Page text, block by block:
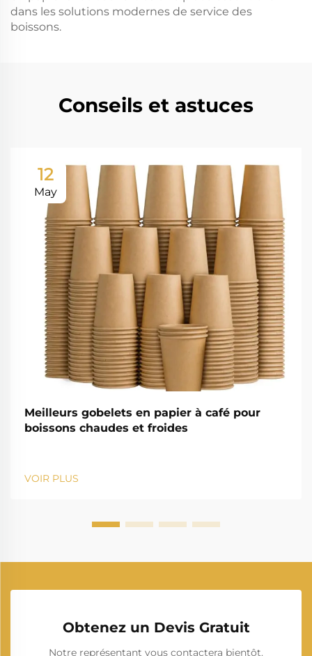
dans les solutions modernes de service des
boissons.
Conseils et astuces
12
May
Meilleurs gobelets en papier à café pour
boissons chaudes et froides
VOIR PLUS
Obtenez un Devis Gratuit
Notre représentant vous contactera bientôt.